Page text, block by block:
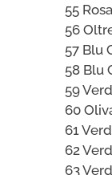
55
56
57 Blu
58 Blu
59
60
61
62
63